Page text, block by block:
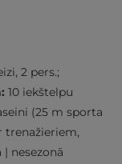
2 pers.;
10 iekštelpu
(25 m sporta
trenažieriem,
nesezonā